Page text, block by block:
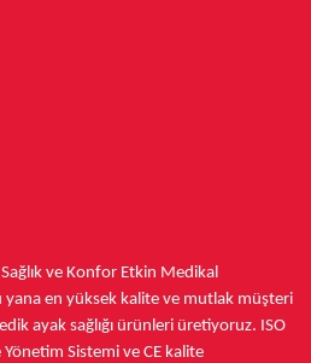
ve Konfor Etkin Medikal
yana en yüksek kalite ve mutlak müşteri
ayak sağlığı ürünleri üretiyoruz. ISO
Sistemi ve CE kalite